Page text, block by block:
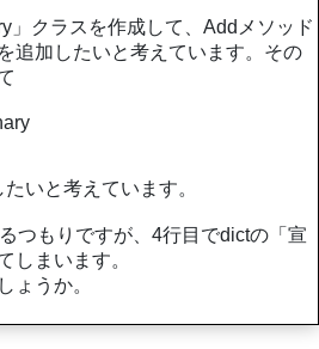
」クラスを作成して、Addメソッド
追加したいと考えています。その
いと考えています。
つもりですが、4行目でdictの「宣
しまいます。
ょうか。